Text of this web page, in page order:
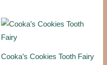
Cooka’s Cookies Tooth Fairy